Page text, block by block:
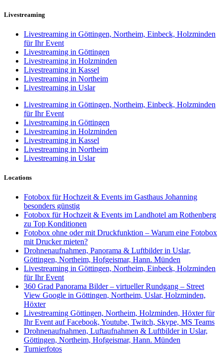
Livestreaming
Livestreaming in Göttingen, Northeim, Einbeck, Holzminden
für Ihr Event
Livestreaming in Göttingen
Livestreaming in Holzminden
Livestreaming in Kassel
Livestreaming in Northeim
Livestreaming in Uslar
Livestreaming in Göttingen, Northeim, Einbeck, Holzminden
für Ihr Event
Livestreaming in Göttingen
Livestreaming in Holzminden
Livestreaming in Kassel
Livestreaming in Northeim
Livestreaming in Uslar
Locations
Fotobox für Hochzeit & Events im Gasthaus Johanning
besonders günstig
Fotobox für Hochzeit & Events im Landhotel am Rothenberg
zu Top Konditionen
Fotobox ohne oder mit Druckfunktion – Warum eine Fotobox
mit Drucker mieten?
Drohnenaufnahmen, Panorama & Luftbilder in Uslar,
Göttingen, Northeim, Hofgeismar, Hann. Münden
Livestreaming in Göttingen, Northeim, Einbeck, Holzminden
für Ihr Event
360 Grad Panorama Bilder – virtueller Rundgang – Street
View Google in Göttingen, Northeim, Uslar, Holzminden,
Höxter
Livestreaming Göttingen, Northeim, Holzminden, Höxter für
Ihr Event auf Facebook, Youtube, Twitch, Skype, MS Teams
Drohnenaufnahmen, Luftaufnahmen & Luftbilder in Uslar,
Göttingen, Northeim, Hofgeismar, Hann. Münden
Turnierfotos